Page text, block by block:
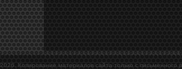
2026. Копирование материалов сайта только с